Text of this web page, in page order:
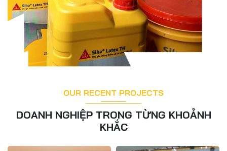
OUR RECENT PROJECTS
DOANH NGHIỆP TRONG TỪNG KHOẢNH
KHẮC